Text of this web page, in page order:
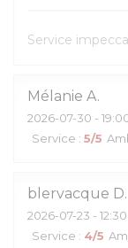
Service
Mélanie A
2026-07-30 -
Service : 5/5
blervacque D
2026-07-23 -
Service : 4/5